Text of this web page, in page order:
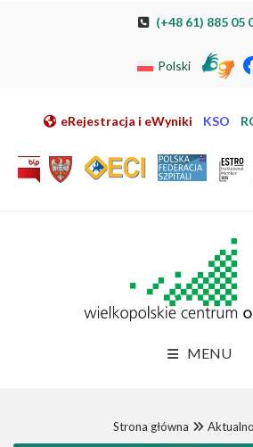
Przeskocz do nawigacji
Przejdź do mapy strony
Przejdź do elektronicznej rejestracji
(+48 61) 885 05
Polski
eRejestracja i eWyniki KSO
MENU
Strona główna